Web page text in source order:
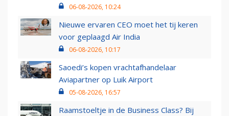
06-08-2026, 10:24
Nieuwe ervaren CEO moet het tij keren
voor geplaagd Air India
06-08-2026, 10:17
Saoedi’s kopen vrachtafhandelaar
Aviapartner op Luik Airport
05-08-2026, 16:57
Raamstoeltje in de Business Class? Bij